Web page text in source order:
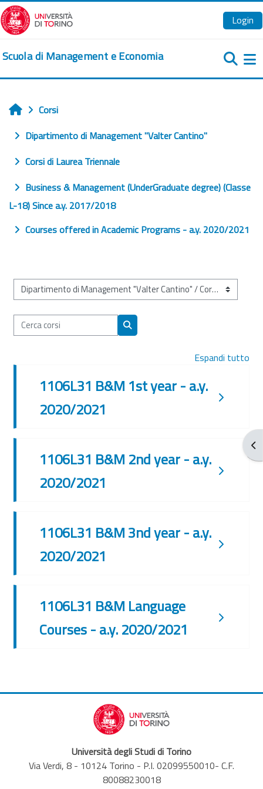
Vai al contenuto principale
Login
Scuola di Management e Economia
Home
Corsi
Dipartimento di Management "Valter Cantino"
Corsi di Laurea Triennale
Business & Management (UnderGraduate degree) (Classe
L-18) Since a.y. 2017/2018
Courses offered in Academic Programs - a.y. 2020/2021
Categorie di corso
Cerca corsi
Cerca corsi
Espandi tutto
1106L31 B&M 1st year - a.y.
2020/2021
1106L31 B&M 2nd year - a.y.
2020/2021
1106L31 B&M 3nd year - a.y.
2020/2021
1106L31 B&M Language
Courses - a.y. 2020/2021
Università degli Studi di Torino
Via Verdi, 8 - 10124 Torino - P.I. 02099550010- C.F.
80088230018